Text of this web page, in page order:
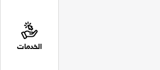
الخدمات